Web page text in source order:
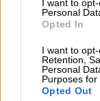
I want to
Personal
Opted In
I want to
Retention,
Personal
Purposes for
Opted Out
Νέα